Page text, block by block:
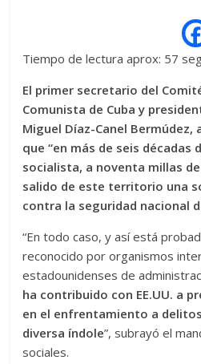
Tiempo de lectura aprox: 57
El primer secretario del
Comunista de Cuba y
Miguel Díaz-Canel
que “en más de seis décadas
socialista, a noventa millas de
salido de este territorio una
contra la seguridad nacional
“En todo caso, y así está
reconocido por organismos
estadounidenses de
ha contribuido con EE.UU. a
en el enfrentamiento a
diversa índole”, subrayó el
sociales.